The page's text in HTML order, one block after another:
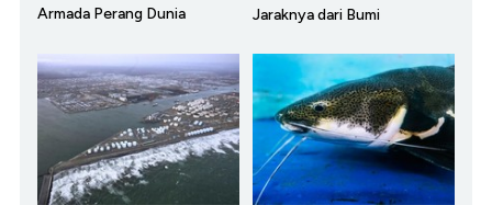
Armada Perang Dunia
Jaraknya dari Bumi